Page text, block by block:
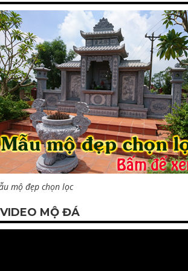
mộ đẹp chọn lọc
VIDEO MỘ ĐÁ